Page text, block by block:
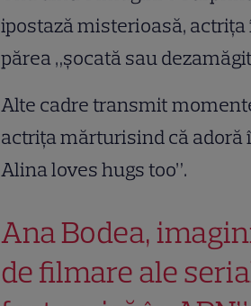
ipostază misterioasă,
părea „șocată sau
Alte cadre transmit
actrița mărturisind că adoră
Alina loves hugs too”.
Ana Bodea,
de filmare ale